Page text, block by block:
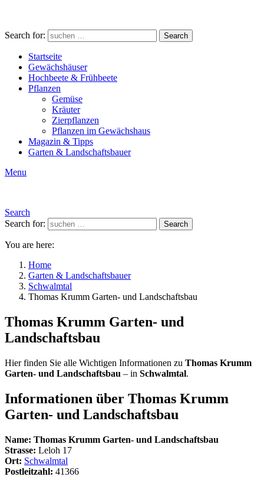
Search for: Search
Startseite
Gewächshäuser
Hochbeete & Frühbeete
Pflanzen
Gemüse
Kräuter
Zierpflanzen
Pflanzen im Gewächshaus
Magazin & Tipps
Garten & Landschaftsbauer
Menu
Search
Search for:
Search
You are here:
Home
Garten & Landschaftsbauer
Schwalmtal
Thomas Krumm Garten- und Landschaftsbau
Thomas Krumm Garten- und
Landschaftsbau
Hier finden Sie alle Wichtigen Informationen zu Thomas Krumm
Garten- und Landschaftsbau – in Schwalmtal.
Informationen über Thomas Krumm
Garten- und Landschaftsbau
Name: Thomas Krumm Garten- und Landschaftsbau
Strasse: Leloh 17
Ort: Schwalmtal
Postleitzahl: 41366